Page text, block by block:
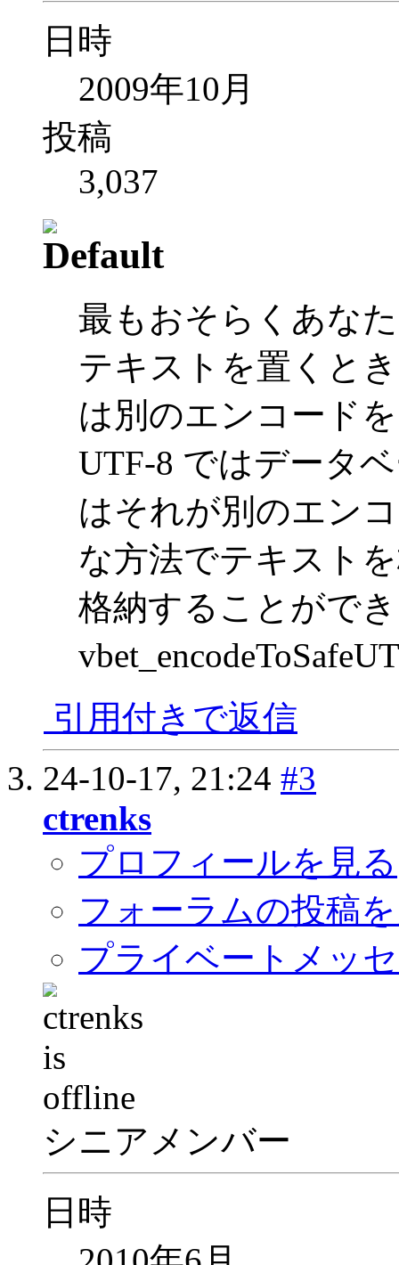
日時
2009年10月
投稿
3,037
最もおそらくあな
テキストを置くと
は別のエンコード
UTF-8 ではデータ
はそれが別のエン
な方法でテキスト
格納することがで
引用付きで返信
24-10-17, 21:24 #3
ctrenks
プロフィールを見る
フォーラムの投稿
プライベートメッ
シニアメンバー
日時